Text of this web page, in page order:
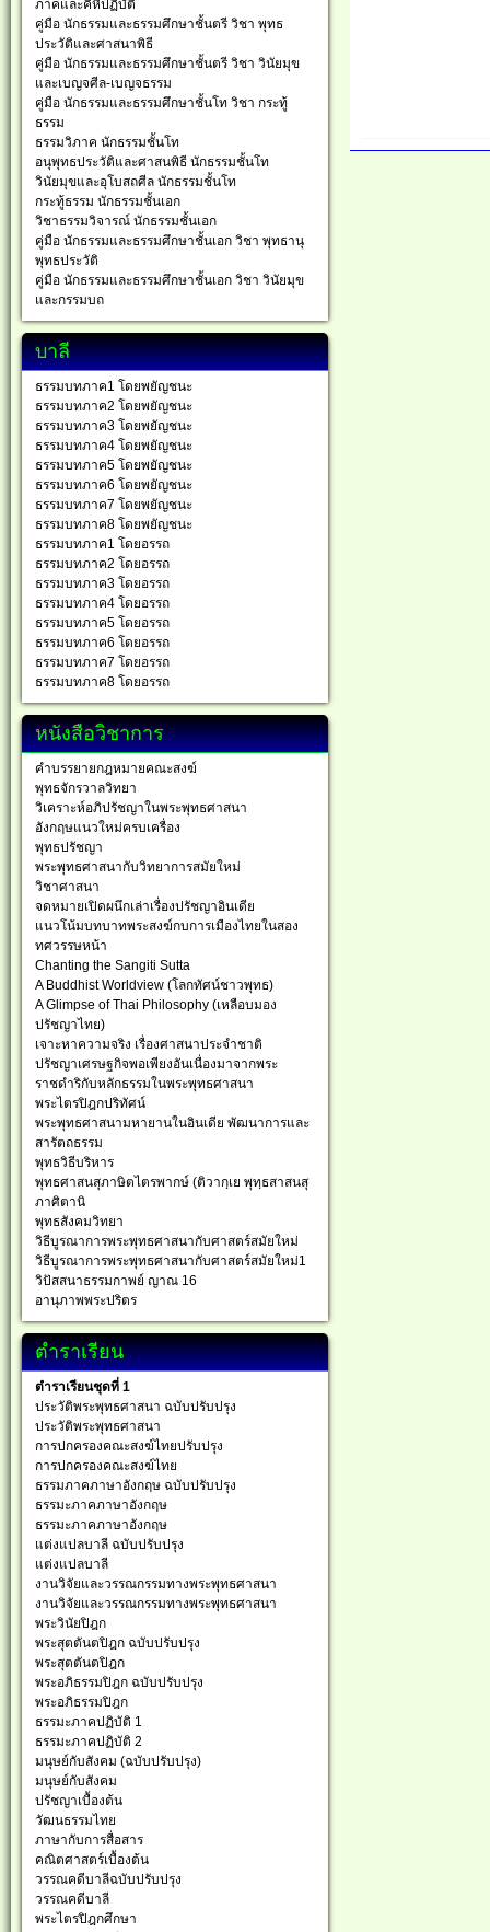
ภาคและคิหิปฏิบัติ
คู่มือ นักธรรมและธรรมศึกษาชั้นตรี วิชา พุทธ
ประวัติและศาสนาพิธี
คู่มือ นักธรรมและธรรมศึกษาชั้นตรี วิชา วินัยมุข
และเบญจศีล-เบญจธรรม
คู่มือ นักธรรมและธรรมศึกษาชั้นโท วิชา กระทู้
ธรรม
ธรรมวิภาค นักธรรมชั้นโท
อนุพุทธประวัติและศาสนพิธี นักธรรมชั้นโท
วินัยมุขและอุโบสถศีล นักธรรมชั้นโท
กระทู้ธรรม นักธรรมชั้นเอก
วิชาธรรมวิจารณ์ นักธรรมชั้นเอก
คู่มือ นักธรรมและธรรมศึกษาชั้นเอก วิชา พุทธานุ
พุทธประวัติ
คู่มือ นักธรรมและธรรมศึกษาชั้นเอก วิชา วินัยมุข
และกรรมบถ
บาลี
ธรรมบทภาค1 โดยพยัญชนะ
ธรรมบทภาค2 โดยพยัญชนะ
ธรรมบทภาค3 โดยพยัญชนะ
ธรรมบทภาค4 โดยพยัญชนะ
ธรรมบทภาค5 โดยพยัญชนะ
ธรรมบทภาค6 โดยพยัญชนะ
ธรรมบทภาค7 โดยพยัญชนะ
ธรรมบทภาค8 โดยพยัญชนะ
ธรรมบทภาค1 โดยอรรถ
ธรรมบทภาค2 โดยอรรถ
ธรรมบทภาค3 โดยอรรถ
ธรรมบทภาค4 โดยอรรถ
ธรรมบทภาค5 โดยอรรถ
ธรรมบทภาค6 โดยอรรถ
ธรรมบทภาค7 โดยอรรถ
ธรรมบทภาค8 โดยอรรถ
หนังสือวิชาการ
คำบรรยายกฎหมายคณะสงฆ์
พุทธจักรวาลวิทยา
วิเคราะห์อภิปรัชญาในพระพุทธศาสนา
อังกฤษแนวใหม่ครบเครื่อง
พุทธปรัชญา
พระพุทธศาสนากับวิทยาการสมัยใหม่
วิชาศาสนา
จดหมายเปิดผนึกเล่าเรื่องปรัชญาอินเดีย
แนวโน้มบทบาทพระสงฆ์กบการเมืองไทยในสอง
ทศวรรษหน้า
Chanting the Sangiti Sutta
A Buddhist Worldview (โลกทัศน์ชาวพุทธ)
A Glimpse of Thai Philosophy (เหลือบมอง
ปรัชญาไทย)
เจาะหาความจริง เรื่องศาสนาประจำชาติ
ปรัชญาเศรษฐกิจพอเพียงอันเนื่องมาจากพระ
ราชดำริกับหลักธรรมในพระพุทธศาสนา
พระไตรปิฎกปริทัศน์
พระพุทธศาสนามหายานในอินเดีย พัฒนาการและ
สารัตถธรรม
พุทธวิธีบริหาร
พุทธศาสนสุภาษิตไตรพากษ์ (ติวากฺเย พุทฺธสาสนสุ
ภาศิตานิ
พุทธสังคมวิทยา
วิธีบูรณาการพระพุทธศาสนากับศาสตร์สมัยใหม่
วิธีบูรณาการพระพุทธศาสนากับศาสตร์สมัยใหม่1
วิปัสสนาธรรมกาพย์ ญาณ 16
อานุภาพพระปริตร
ตำราเรียน
ตำราเรียนชุดที่ 1
ประวัติพระพุทธศาสนา ฉบับปรับปรุง
ประวัติพระพุทธศาสนา
การปกครองคณะสงฆ์ไทยปรับปรุง
การปกครองคณะสงฆ์ไทย
ธรรมภาคภาษาอังกฤษ ฉบับปรับปรุง
ธรรมะภาคภาษาอังกฤษ
ธรรมะภาคภาษาอังกฤษ
แต่งแปลบาลี ฉบับปรับปรุง
แต่งแปลบาลี
งานวิจัยและวรรณกรรมทางพระพุทธศาสนา
งานวิจัยและวรรณกรรมทางพระพุทธศาสนา
พระวินัยปิฎก
พระสุตตันตปิฎก ฉบับปรับปรุง
พระสุตตันตปิฎก
พระอภิธรรมปิฎก ฉบับปรับปรุง
พระอภิธรรมปิฎก
ธรรมะภาคปฏิบัติ 1
ธรรมะภาคปฏิบัติ 2
มนุษย์กับสังคม (ฉบับปรับปรุง)
มนุษย์กับสังคม
ปรัชญาเบื้องต้น
วัฒนธรรมไทย
ภาษากับการสื่อสาร
คณิตศาสตร์เบื้องต้น
วรรณคดีบาลีฉบับปรับปรุง
วรรณคดีบาลี
พระไตรปิฎกศึกษา